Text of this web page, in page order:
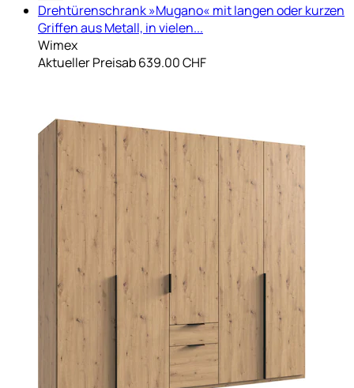
Drehtürenschrank »Mugano« mit langen oder kurzen
Griffen aus Metall, in vielen...
Wimex
Aktueller Preisab639.00 CHF